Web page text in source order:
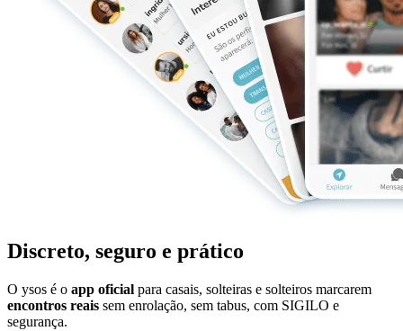
Discreto, seguro e prático
O ysos é o app oficial para casais, solteiras e solteiros marcarem
encontros reais sem enrolação, sem tabus, com SIGILO e
segurança.